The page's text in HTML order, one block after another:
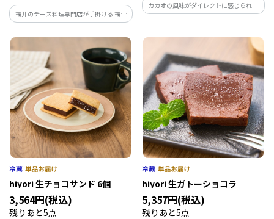
福井のチーズ料理専門店が手掛ける 福井
銘菓「羽二重餅」がはいったバターチー
ズサンド。5種のフレーバーが入って、味
も見た目も大満足、空気をたっぷり含ま
せた濃厚なバタークリームを心ゆくまで
ご堪能ください。
カカオの風味がダイレクトに感じられる
厚みがあってしっとりした「ガナッシ
ッキー」が一体化した人気の定番。
hiyori 生チョコサンド 6個
3,564円(税込)
残りあと5点
hiyori 生ガトーショコラ
5,357円(税込)
残りあと5点